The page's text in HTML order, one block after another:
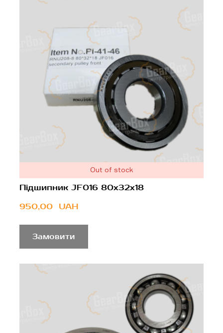
Out of stock
Підшипник JF016 80x32x18
950,00  UAH
Замовити